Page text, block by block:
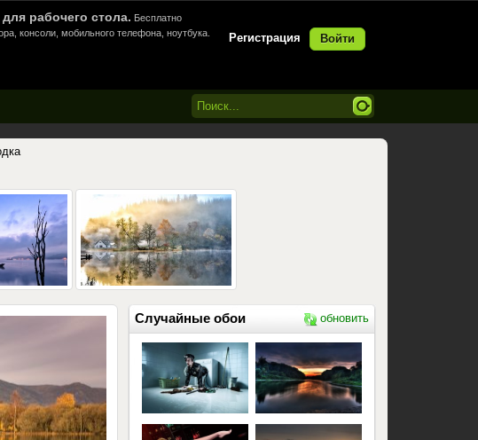
Регистрация Войти
рабочего стола. Бесплатно
консоли, мобильного телефона, ноутбука.
Случайные обои обновить